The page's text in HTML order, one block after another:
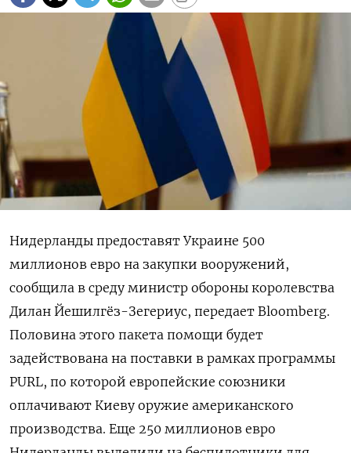
Нидерланды предоставят Украине 500
миллионов евро на закупки вооружений,
сообщила в среду министр обороны королевства
Дилан Йешилгёз-Зегериус, передает Bloomberg.
Половина этого пакета помощи будет
задействована на поставки в рамках программы
PURL, по которой европейские союзники
оплачивают Киеву оружие американского
производства. Еще 250 миллионов евро